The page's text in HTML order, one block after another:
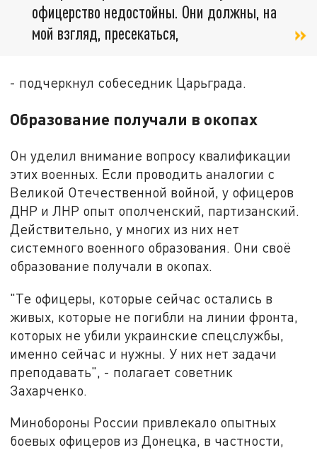
офицерство недостойны. Они должны, на
мой взгляд, пресекаться,
- подчеркнул собеседник Царьграда.
Образование получали в окопах
Он уделил внимание вопросу квалификации
этих военных. Если проводить аналогии с
Великой Отечественной войной, у офицеров
ДНР и ЛНР опыт ополченский, партизанский.
Действительно, у многих из них нет
системного военного образования. Они своё
образование получали в окопах.
"Те офицеры, которые сейчас остались в
живых, которые не погибли на линии фронта,
которых не убили украинские спецслужбы,
именно сейчас и нужны. У них нет задачи
преподавать", - полагает советник
Захарченко.
Минобороны России привлекало опытных
боевых офицеров из Донецка, в частности,